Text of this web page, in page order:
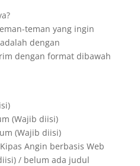
teman yang ingin
dengan
dengan format dibawah
(Wajib diisi)
(Wajib diisi)
Angin berbasis Web
/ belum ada judul